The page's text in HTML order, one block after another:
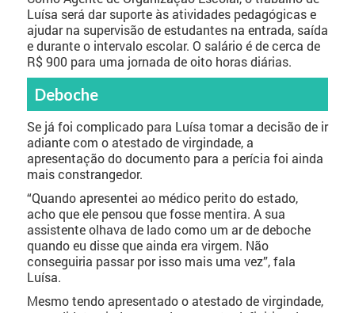
Luísa será dar suporte às atividades pedagógicas e
ajudar na supervisão de estudantes na entrada, saída
e durante o intervalo escolar. O salário é de cerca de
R$ 900 para uma jornada de oito horas diárias.
Deboche
Se já foi complicado para Luísa tomar a decisão de ir
adiante com o atestado de virgindade, a
apresentação do documento para a perícia foi ainda
mais constrangedor.
“Quando apresentei ao médico perito do estado,
acho que ele pensou que fosse mentira. A sua
assistente olhava de lado como um ar de deboche
quando eu disse que ainda era virgem. Não
conseguiria passar por isso mais uma vez”, fala
Luísa.
Mesmo tendo apresentado o atestado de virgindade,